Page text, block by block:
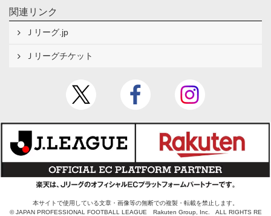
関連リンク
Ｊリーグ.jp
Ｊリーグチケット
本サイトで使用している文章・画像等の無断での複製・転載を禁止します。
© JAPAN PROFESSIONAL FOOTBALL LEAGUE Rakuten Group, Inc. ALL RIGHTS RE